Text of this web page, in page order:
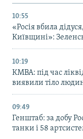
10:55
«Росія вбила
Київщині»:
10:19
КМВА: під час
виявили тіло
09:49
Генштаб: за добу
танки і 58